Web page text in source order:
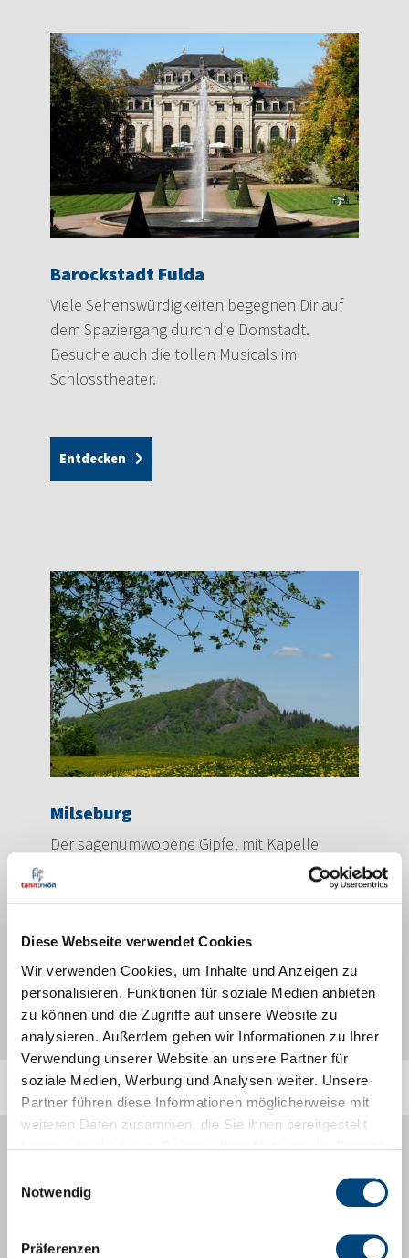
Diese Webseite verwendet Cookies
Wir verwenden Cookies, um Inhalte und Anzeigen zu
personalisieren, Funktionen für soziale Medien anbieten
zu können und die Zugriffe auf unsere Website zu
analysieren. Außerdem geben wir Informationen zu Ihrer
Verwendung unserer Website an unsere Partner für
soziale Medien, Werbung und Analysen weiter. Unsere
Partner führen diese Informationen möglicherweise mit
weiteren Daten zusammen, die Sie ihnen bereitgestellt
Notwendig
Präferenzen
Barockstadt Fulda
Viele Sehenswürdigkeiten begegnen Dir auf
dem Spaziergang durch die Domstadt.
Besuche auch die tollen Musicals im
Schlosstheater.
Entdecken
Milseburg
Der sagenumwobene Gipfel mit Kapelle
bietet Dir eine sensationelle Fernsicht.
Empfehlenswert ist der Besuch
Entdecken